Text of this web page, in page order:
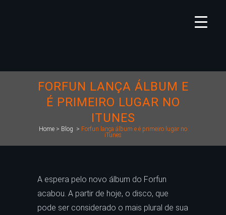
FORFUN LANÇA ÁLBUM E
É PRIMEIRO LUGAR NO
ITUNES
Home > Blog > Forfun lança álbum e é primeiro lugar no
iTunes
A espera pelo novo álbum do Forfun
acabou. A partir de hoje, o disco, que
pode ser considerado o mais plural de sua